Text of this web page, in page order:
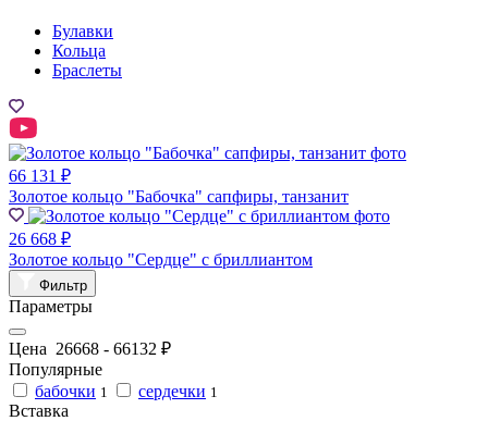
Булавки
Кольца
Браслеты
66 131 ₽
Золотое кольцо "Бабочка" сапфиры, танзанит
26 668 ₽
Золотое кольцо "Сердце" с бриллиантом
Фильтр
Параметры
Цена 26668 - 66132 ₽
Популярные
бабочки 1 сердечки 1
Вставка